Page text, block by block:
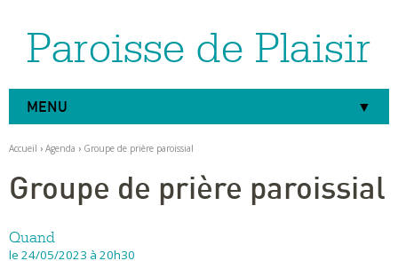
Outils
personnels
Paroisse de Plaisir
MENU
Accueil › Agenda › Groupe de prière paroissial
Groupe de prière paroissial
Quand
le 24/05/2023 à 20h30